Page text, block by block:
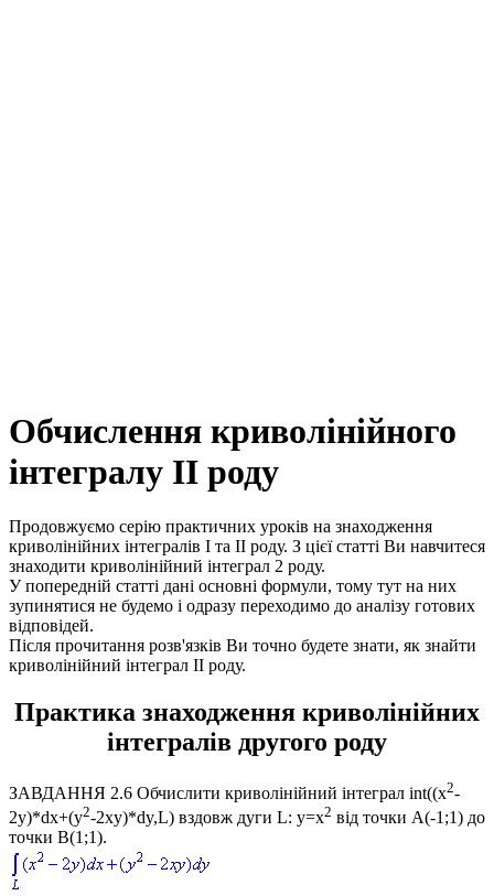
Обчислення криволінійного
інтегралу ІІ роду
Продовжуємо серію практичних уроків на знаходження
криволінійних інтегралів І та ІІ роду. З цієї статті Ви навчитеся
знаходити криволінійний інтеграл 2 роду.
У попередній статті дані основні формули, тому тут на них
зупинятися не будемо і одразу переходимо до аналізу готових
відповідей.
Після прочитання розв'язків Ви точно будете знати, як знайти
криволінійний інтеграл ІІ роду.
Практика знаходження криволінійних
інтегралів другого роду
ЗАВДАННЯ 2.6 Обчислити криволінійний інтеграл int((x2-
2y)*dx+(y2-2xy)*dy,L) вздовж дуги L: y=x2 від точки A(-1;1) до
точки B(1;1).